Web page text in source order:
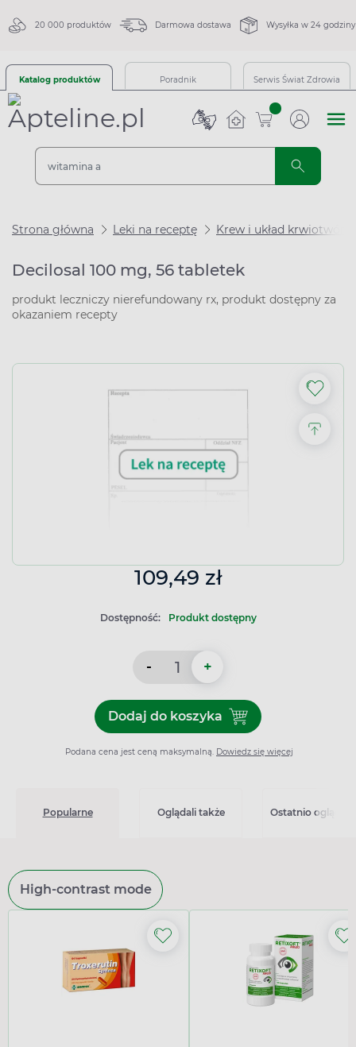
20 000 produktów Darmowa dostawa Wysyłka w 24 godziny
Katalog produktów Poradnik Serwis Świat Zdrowia
sztuk
Strona główna Leki na receptę Krew i układ
Decilosal 100 mg, 56 tabletek
produkt leczniczy nierefundowany rx, produkt dostępny za
okazaniem recepty
109,49 zł
Dostępność: Produkt dostępny
- +
Dodaj do koszykaDodaj do koszyka
Podana cena jest ceną maksymalną. Dowiedz się więcej
Popularne Oglądali także Ostatnio
High-contrast mode